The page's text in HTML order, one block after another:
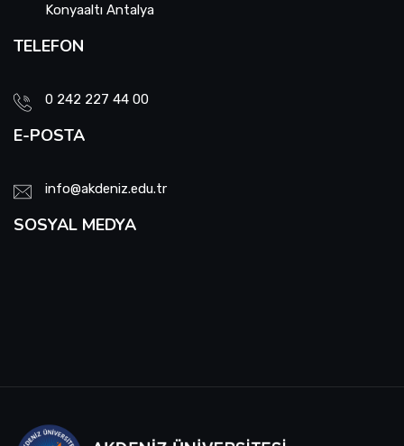
Konyaaltı Antalya
TELEFON
0 242 227 44 00
E-POSTA
info@akdeniz.edu.tr
SOSYAL MEDYA